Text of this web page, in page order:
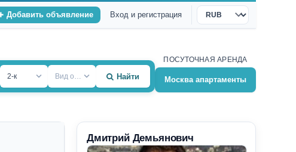
Добавить объявление Вход и регистрация
Валюта
2-к Вид объекта Найти
ПОСУТОЧНАЯ АРЕНДА
Москва апартаменты
Дмитрий Демьянович